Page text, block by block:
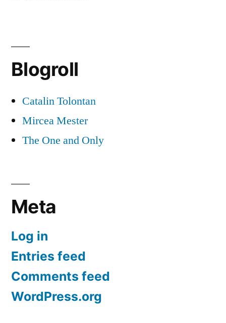
Blogroll
Catalin Tolontan
Mircea Mester
The One and Only
Meta
Log in
Entries feed
Comments feed
WordPress.org